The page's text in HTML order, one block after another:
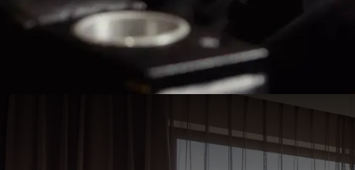
Bioscoop arrangement